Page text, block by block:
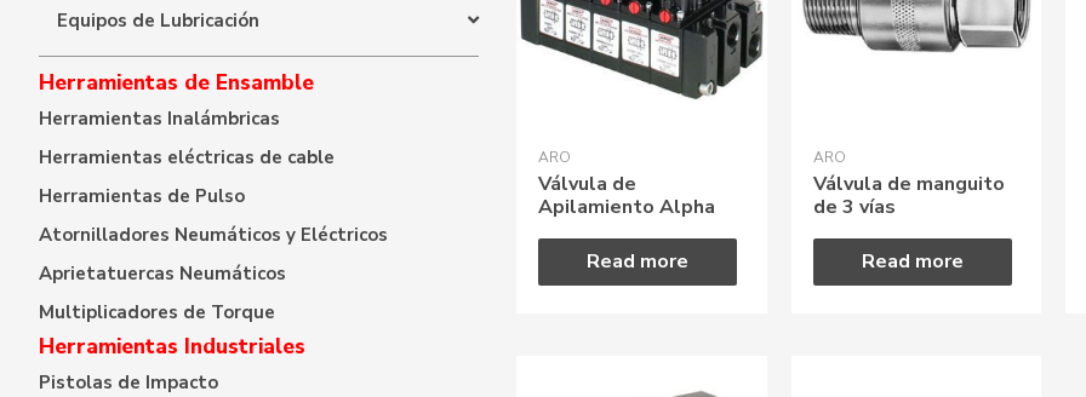
Equipos de Lubricación
Herramientas de Ensamble
Herramientas Inalámbricas
Herramientas eléctricas de cable
Herramientas de Pulso
Atornilladores Neumáticos y Eléctricos
Aprietatuercas Neumáticos
Multiplicadores de Torque
Herramientas Industriales
Pistolas de Impacto
ARO
Válvula de
Apilamiento Alpha
Read more
ARO
Válvula de manguito
de 3 vías
Read more